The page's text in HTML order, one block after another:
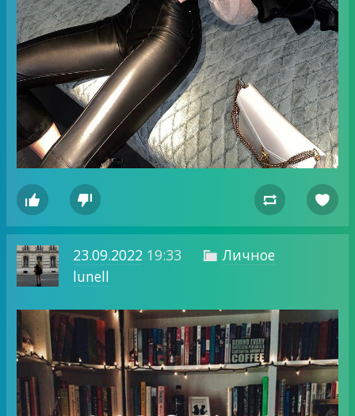
   
23.09.202219:33  Личное
lunell